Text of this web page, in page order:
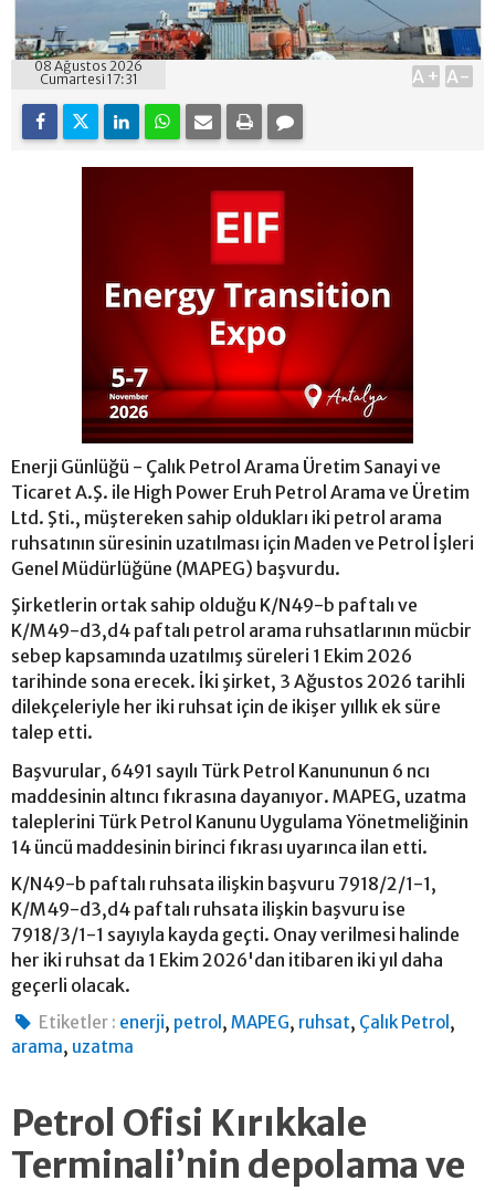
08 Ağustos 2026
Cumartesi 17:31
A+ A-
Enerji Günlüğü - Çalık Petrol Arama Üretim Sanayi ve
Ticaret A.Ş. ile High Power Eruh Petrol Arama ve Üretim
Ltd. Şti., müştereken sahip oldukları iki petrol arama
ruhsatının süresinin uzatılması için Maden ve Petrol İşleri
Genel Müdürlüğüne (MAPEG) başvurdu.
Şirketlerin ortak sahip olduğu K/N49-b paftalı ve
K/M49-d3,d4 paftalı petrol arama ruhsatlarının mücbir
sebep kapsamında uzatılmış süreleri 1 Ekim 2026
tarihinde sona erecek. İki şirket, 3 Ağustos 2026 tarihli
dilekçeleriyle her iki ruhsat için de ikişer yıllık ek süre
talep etti.
Başvurular, 6491 sayılı Türk Petrol Kanununun 6 ncı
maddesinin altıncı fıkrasına dayanıyor. MAPEG, uzatma
taleplerini Türk Petrol Kanunu Uygulama Yönetmeliğinin
14 üncü maddesinin birinci fıkrası uyarınca ilan etti.
K/N49-b paftalı ruhsata ilişkin başvuru 7918/2/1-1,
K/M49-d3,d4 paftalı ruhsata ilişkin başvuru ise
7918/3/1-1 sayıyla kayda geçti. Onay verilmesi halinde
her iki ruhsat da 1 Ekim 2026'dan itibaren iki yıl daha
geçerli olacak.
Etiketler : enerji, petrol ,MAPEG, ruhsat, Çalık Petrol ,
arama, uzatma
Petrol Ofisi Kırıkkale
Terminali’nin depolama ve